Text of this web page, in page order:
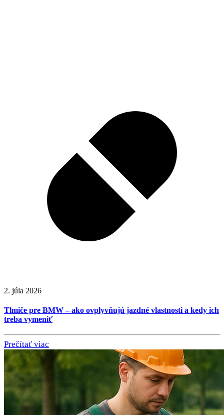
2. júla 2026
Tlmiče pre BMW – ako ovplyvňujú jazdné vlastnosti a kedy ich
treba vymeniť
Prečítať viac